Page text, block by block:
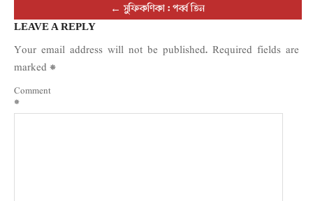
←সুফিকণিকা : পর্ব্ব তিন
LEAVE A REPLY
Your email address will not be published. Required fields are
marked*
Comment
*